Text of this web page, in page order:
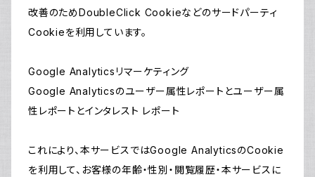
改善のためDoubleClick Cookieなどのサードパーティ
Cookieを利用しています。
Google Analyticsリマーケティング
Google Analyticsのユーザー属性レポートとユーザー属
性レポートとインタレスト レポート
これにより、本サービスではGoogle AnalyticsのCookie
を利用して、お客様の年齢・性別・閲覧履歴・本サービスに